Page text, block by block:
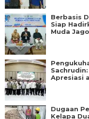
Berbasis
Siap
Muda
Apresiasi
Dugaan
Kelapa